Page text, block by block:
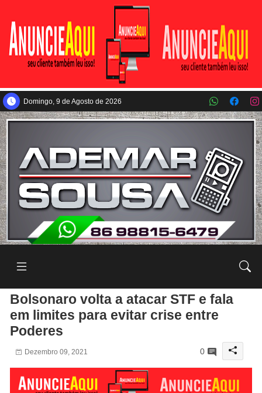
Pular para o conteúdo principal
Domingo, 9 de Agosto de 2026
Bolsonaro volta a atacar STF e fala
em limites para evitar crise entre
Poderes
Dezembro 09, 2021 0